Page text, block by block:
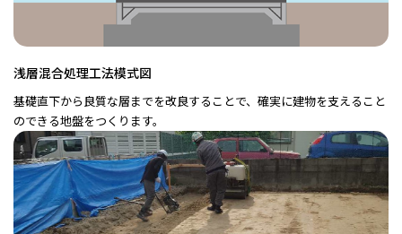
浅層混合処理工法模式図
基礎直下から良質な層までを改良することで、確実に建物を支えること
のできる地盤をつくります。